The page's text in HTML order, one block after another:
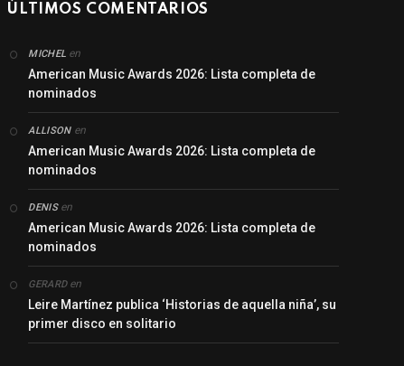
ÚLTIMOS COMENTARIOS
MICHEL en
American Music Awards 2026: Lista completa de
nominados
ALLISONen
American Music Awards 2026: Lista completa de
nominados
DENISen
American Music Awards 2026: Lista completa de
nominados
GERARDen
Leire Martínez publica ‘Historias de aquella niña’, su
primer disco en solitario